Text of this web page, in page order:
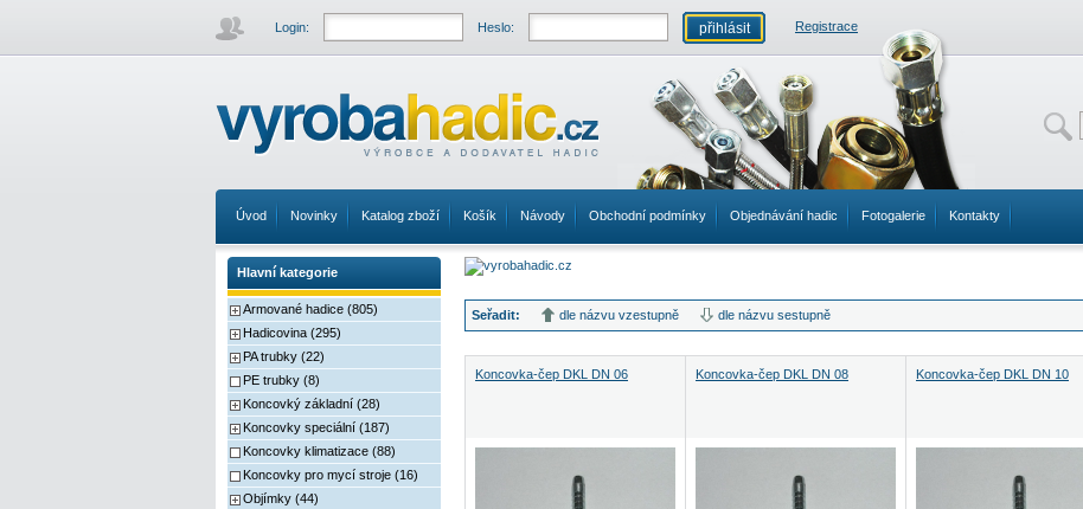
Login: Heslo: Registrace
Úvod Novinky Katalog zboží Košík Návody Obchodní podmínky Objednávání hadic Fotogalerie Kontakty
Hlavní kategorie
Armované hadice (805)
Hadicovina (295)
PA trubky (22)
PE trubky (8)
Koncovký základní (28)
Koncovky speciální (187)
Koncovky klimatizace (88)
Koncovky pro mycí stroje (16)
Objímky (44)
Seřadit: dle názvu vzestupně dle názvu sestupně
Koncovka-čep DKL DN 06 Koncovka-čep DKL DN 08 Koncovka-čep DKL DN 10